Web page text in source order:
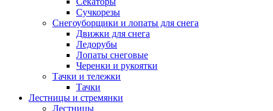
Сучкорезы
Снегоуборщики и лопаты для снега
Движки для снега
Ледорубы
Лопаты снеговые
Черенки и рукоятки
Тачки и тележки
Тачки
Лестницы и стремянки
Лестницы